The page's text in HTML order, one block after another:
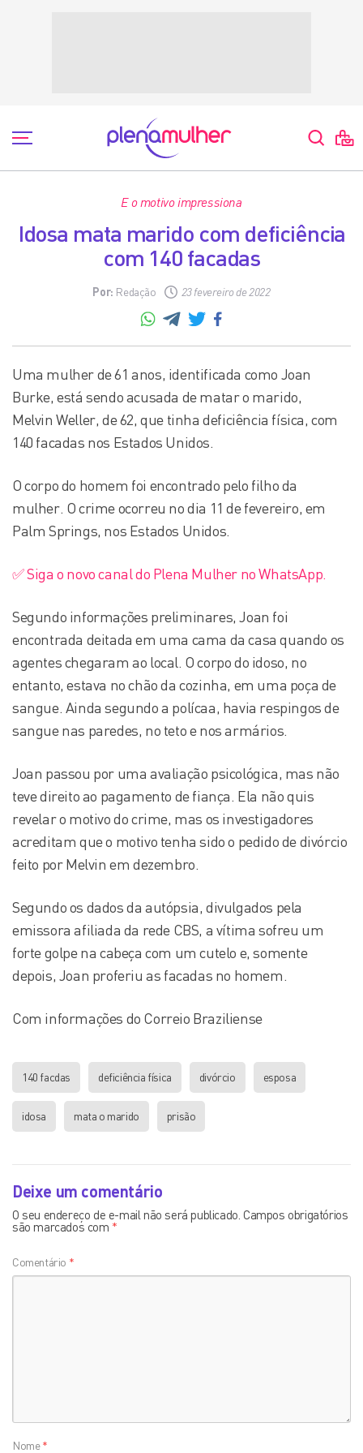
E o motivo impressiona
Idosa mata marido com deficiência
com 140 facadas
Por: Redação 23 fevereiro de 2022
Uma mulher de 61 anos, identificada como Joan
Burke, está sendo acusada de matar o marido,
Melvin Weller, de 62, que tinha deficiência física, com
140 facadas nos Estados Unidos.
O corpo do homem foi encontrado pelo filho da
mulher. O crime ocorreu no dia 11 de fevereiro, em
Palm Springs, nos Estados Unidos.
✅ Siga o novo canal do Plena Mulher no WhatsApp.
Segundo informações preliminares, Joan foi
encontrada deitada em uma cama da casa quando os
agentes chegaram ao local. O corpo do idoso, no
entanto, estava no chão da cozinha, em uma poça de
sangue. Ainda segundo a polícaa, havia respingos de
sangue nas paredes, no teto e nos armários.
Joan passou por uma avaliação psicológica, mas não
teve direito ao pagamento de fiança. Ela não quis
revelar o motivo do crime, mas os investigadores
acreditam que o motivo tenha sido o pedido de divórcio
feito por Melvin em dezembro.
Segundo os dados da autópsia, divulgados pela
emissora afiliada da rede CBS, a vítima sofreu um
forte golpe na cabeça com um cutelo e, somente
depois, Joan proferiu as facadas no homem.
Com informações do Correio Braziliense
140 facdas deficiência física divórcio esposa
idosa mata o marido prisão
Deixe um comentário
O seu endereço de e-mail não será publicado. Campos obrigatórios
são marcados com *
Comentário *
Nome*